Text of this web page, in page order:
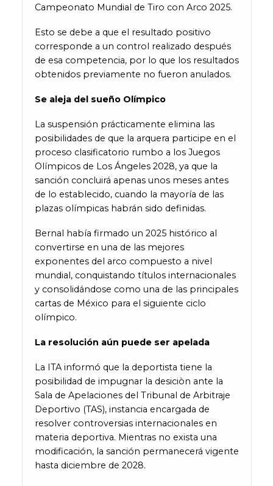
Campeonato Mundial de Tiro con Arco 2025.
Esto se debe a que el resultado positivo
corresponde a un control realizado después
de esa competencia, por lo que los resultados
obtenidos previamente no fueron anulados.
Se aleja del sueño Olímpico
La suspensión prácticamente elimina las
posibilidades de que la arquera participe en el
proceso clasificatorio rumbo a los Juegos
Olímpicos de Los Ángeles 2028, ya que la
sanción concluirá apenas unos meses antes
de lo establecido, cuando la mayoría de las
plazas olímpicas habrán sido definidas.
Bernal había firmado un 2025 histórico al
convertirse en una de las mejores
exponentes del arco compuesto a nivel
mundial, conquistando títulos internacionales
y consolidándose como una de las principales
cartas de México para el siguiente ciclo
olímpico.
La resolución aún puede ser apelada
La ITA informó que la deportista tiene la
posibilidad de impugnar la desiciòn ante la
Sala de Apelaciones del Tribunal de Arbitraje
Deportivo (TAS), instancia encargada de
resolver controversias internacionales en
materia deportiva. Mientras no exista una
modificación, la sanción permanecerá vigente
hasta diciembre de 2028.